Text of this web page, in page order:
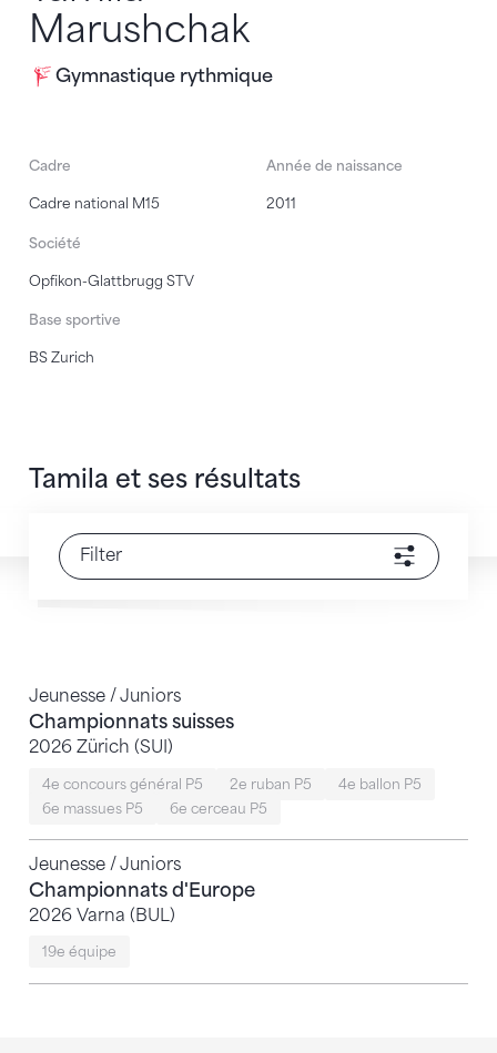
Marushchak
Gymnastique rythmique
Cadre
Cadre national M15
Année de naissance
2011
Société
Opfikon-Glattbrugg STV
Base sportive
BS Zurich
Tamila et ses résultats
Filter
Jeunesse / Juniors
Championnats suisses
2026 Zürich (SUI)
4e concours général P5 2e ruban P5
4e ballon P5
6e massues P5
6e cerceau P5
Jeunesse / Juniors
Championnats d'Europe
2026 Varna (BUL)
19e équipe